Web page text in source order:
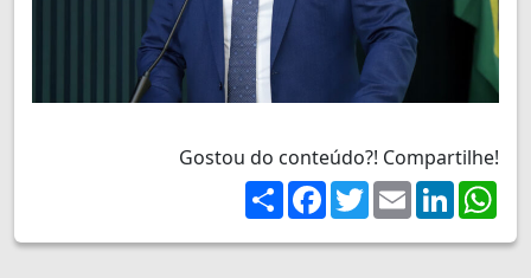
Gostou do conteúdo?! Compartilhe!
ShareFacebook
TwitterEmailLinkedIn